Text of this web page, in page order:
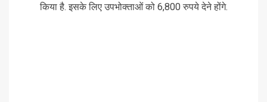
किया है. इसके लिए उपभोक्ताओं को 6,800 रुपये देने होंगे.